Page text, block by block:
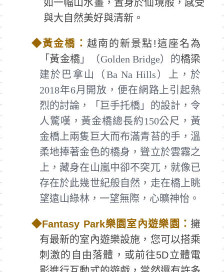
如一幅山水畫，置身於仙境般，感受
與大自然美好與清新。
◆黃金橋： 越南的新景點!這座名為
「 黃金橋 」（Golden Bridge）的橋梁
建於巴拿山（Ba Na Hills）上，於
2018年6月開放，便在網路上引起熱
烈的討論，「巨手托橋」的設計，令
人驚嘆，黃金橋總長約150公尺，黃
金橋上兩隻巨大而布滿青苔的手，溫
柔地捧著金色的橋身，聳立於雲霧之
上，藏身在山嵐中卻不突兀，就像已
存在於此幾世紀般自然，走在橋上眺
望遠山綠林，一望無際，心曠神怡。
◆Fantasy Park樂園室內遊樂園： 擁
有最新的室內遊樂設施，您可以搭乘
刺激的自由落體，或前往5D立體電